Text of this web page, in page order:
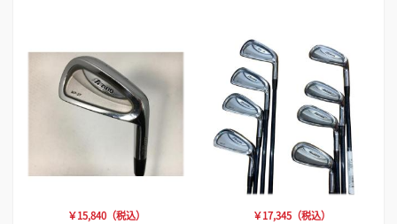
￥15,840（税込）
￥17,345（税込）